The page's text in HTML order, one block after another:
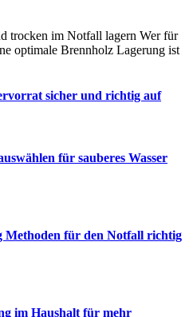
trocken im Notfall lagern Wer für
optimale Brennholz Lagerung ist
sicher und richtig auf
für sauberes Wasser
Methoden für den Notfall richtig
im Haushalt für mehr